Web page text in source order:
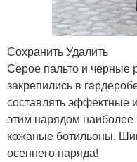
Сохранить Удалить
Серое пальто и черные
закрепились в
составлять эффектные
этим нарядом
кожаные ботильоны.
осеннего наряда!